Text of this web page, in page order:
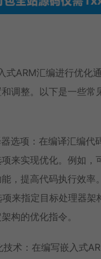
式ARM汇编进行优化
调整。以下是一些常
选项：在编译汇编代
来实现优化。例如，
，提高代码执行效率
来指定目标处理器架
构的优化指令。
术：在编写嵌入式